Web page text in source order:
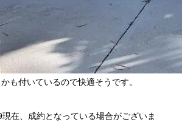
も付いているので快適そうです。
在、成約となっている場合がございま